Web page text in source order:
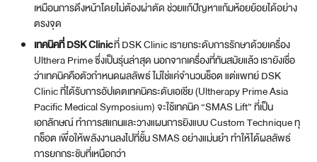
เหมือนการดึงหน้าโดยไม่ต้องผ่าตัด ช่วยแก้ปัญหาแก้มห้อยย้อยได้อย่าง
ตรงจุด
เทคนิคที่ DSK Clinicที่ DSK Clinic เรายกระดับการรักษาด้วยเครื่อง
Ulthera Prime ซึ่งเป็นรุ่นล่าสุด นอกจากเครื่องที่ทันสมัยแล้ว เรายังเชื่อ
ว่าเทคนิคคือตัวกำหนดผลลัพธ์ ไม่ใช่แค่จำนวนช็อต แต่แพทย์ DSK
Clinic ที่ได้รับการอัปเดตเทคนิคระดับเอเชีย (Ultherapy Prime Asia
Pacific Medical Symposium) จะใช้เทคนิค “SMAS Lift” ที่เป็น
เอกลักษณ์ ทำการสแกนและวางแผนการยิงแบบ Custom Technique ทุ
กช็อต เพื่อให้พลังงานลงไปที่ชั้น SMAS อย่างแม่นยำ ทำให้ได้ผลลัพธ์
การยกกระชับที่เหนือกว่า